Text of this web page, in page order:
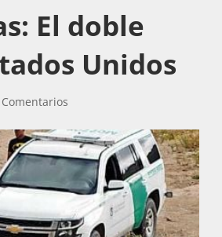
El doble
Unidos